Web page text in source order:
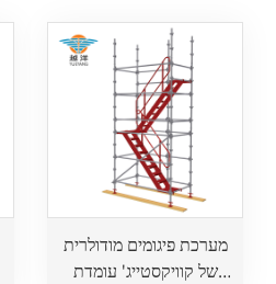
מערכת פיגומים מודולרית
של קוויקסטייג' עומדת